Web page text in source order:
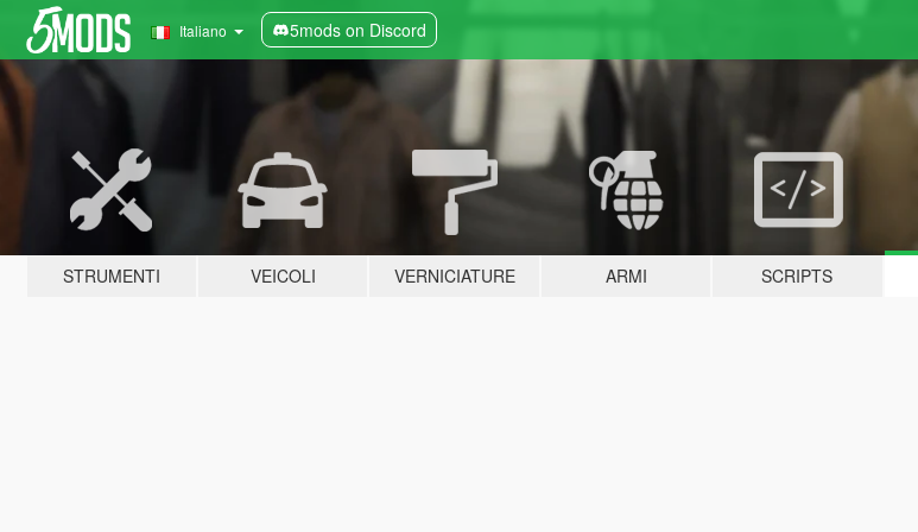
Italiano 5mods on Discord
STRUMENTI VEICOLI VERNICIATURE ARMI SCRIPTS